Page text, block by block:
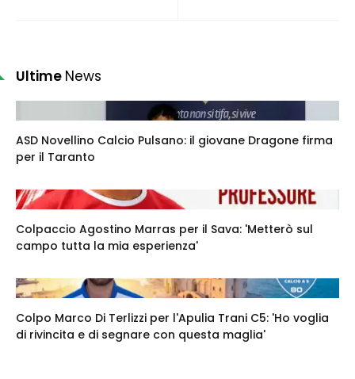
Ultime News
ASD Novellino Calcio Pulsano: il giovane Dragone firma
per il Taranto
Colpaccio Agostino Marras per il Sava: 'Metterò sul
campo tutta la mia esperienza'
Colpo Marco Di Terlizzi per l'Apulia Trani C5: 'Ho voglia
di rivincita e di segnare con questa maglia'